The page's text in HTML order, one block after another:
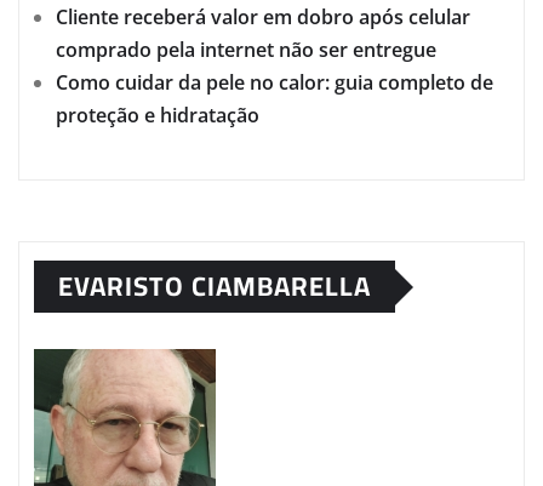
Cliente receberá valor em dobro após celular
comprado pela internet não ser entregue
Como cuidar da pele no calor: guia completo de
proteção e hidratação
EVARISTO CIAMBARELLA